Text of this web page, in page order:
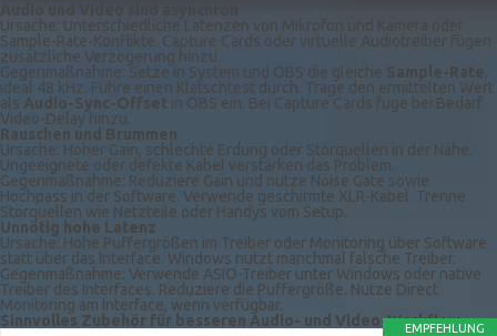
Audio und Video sind asynchron
Ursache: Unterschiedliche Latenzen von Mikrofon und Kamera oder
Sample-Rate-Konflikte. Capture Cards oder virtuelle Audiotreiber fügen
zusätzliche Verzögerung hinzu.
Gegenmaßnahme: Setze in System und OBS die gleiche Sample-Rate,
ideal 48 kHz. Führe einen Klatschtest durch. Trage den ermittelten Wert
als Audio-Sync-Offset in OBS ein. Bei Capture Cards füge bei Bedarf
Video-Delay hinzu.
Rauschen und Brummen
Ursache: Hoher Gain, schlechte Erdung oder Störquellen in der Nähe.
Ungeeignete oder defekte Kabel verstärken das Problem.
Gegenmaßnahme: Reduziere Gain und nutze Noise Gate sowie
Hochpass in der Software. Verwende geschirmte XLR-Kabel. Trenne
Störquellen wie Netzteile oder Handys vom Setup.
Unnötig hohe Latenz
Ursache: Hohe Puffergrößen im Treiber oder Monitoring über Software
statt über das Interface. Windows nutzt manchmal falsche Treiber.
Gegenmaßnahme: Verwende ASIO-Treiber unter Windows oder native
Treiber des Interfaces. Reduziere die Puffergröße. Nutze Direct
Monitoring am Interface, wenn verfügbar.
Sinnvolles Zubehör für besseren Audio- und Video-Workflow
EMPFEHLUNG